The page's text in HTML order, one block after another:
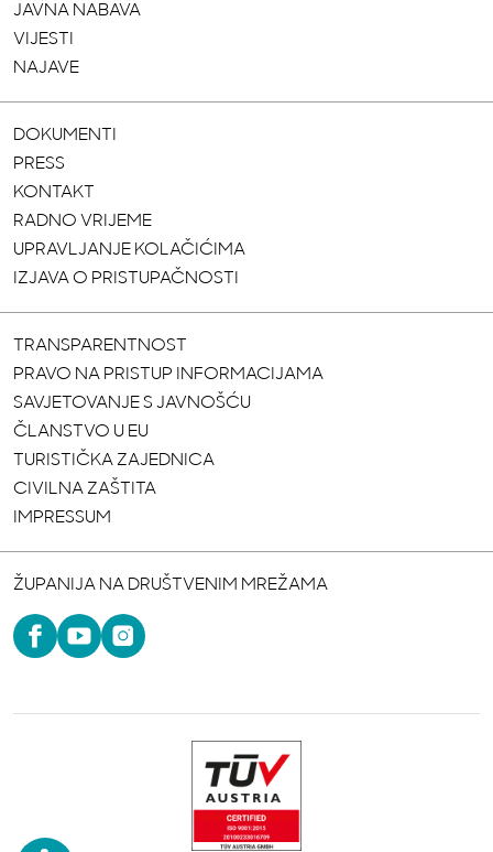
JAVNA NABAVA
VIJESTI
NAJAVE
DOKUMENTI
PRESS
KONTAKT
RADNO VRIJEME
UPRAVLJANJE KOLAČIĆIMA
IZJAVA O PRISTUPAČNOSTI
TRANSPARENTNOST
PRAVO NA PRISTUP INFORMACIJAMA
SAVJETOVANJE S JAVNOŠĆU
ČLANSTVO U EU
TURISTIČKA ZAJEDNICA
CIVILNA ZAŠTITA
IMPRESSUM
ŽUPANIJA NA DRUŠTVENIM MREŽAMA